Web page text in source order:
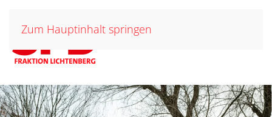
Zum Hauptinhalt springen